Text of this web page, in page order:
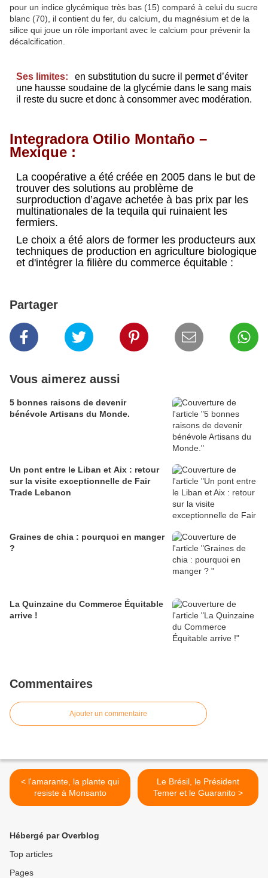
pour un indice glycémique très bas (15) comparé à celui du sucre
blanc (70), il contient du fer, du calcium, du magnésium et de la
silice qui joue un rôle important avec le calcium pour prévenir la
décalcification.
Ses limites: ensubstitution du sucre il permet d’éviter
une hausse soudaine de la glycémiedans le sang mais
il reste du sucre etdonc à consommer avec modération.
Integradora Otilio Montaño –
Mexique :
La coopérative a été créée en 2005 dans le but de
trouver des solutions au problèmede
surproduction d’agaveachetée à bas prix par les
multinationales de la tequila qui ruinaient les
fermiers.
Le choix a été alors de former les producteurs aux
techniques de production en agriculture biologique
et d'intégrer la filièredu commerce équitable :
Partager
Vous aimerez aussi
5 bonnes raisons de devenir
bénévole Artisans du Monde.
Un pont entre le Liban et Aix : retour
sur la visite exceptionnelle de Fair
Trade Lebanon
Graines de chia : pourquoi en manger
?
La Quinzaine du Commerce Équitable
arrive !
Commentaires
Ajouter un commentaire
< l'amarante, la plante qui
resiste à Monsanto
Le Brésil, le Président
Temer et le Guaranito >
Hébergé par Overblog
Top articles
Pages